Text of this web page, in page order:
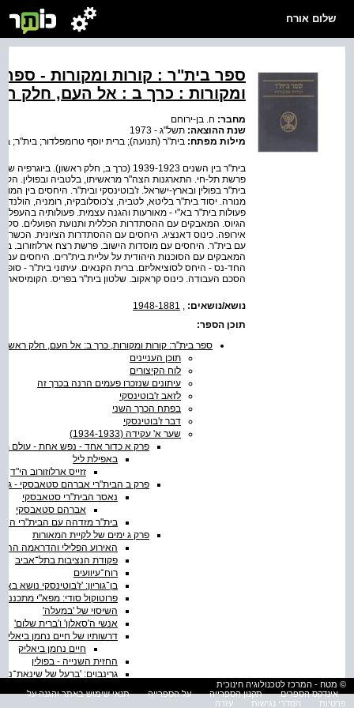
שלום אורח
ספר בית"ר : קורות ומקורות - ספר
ומקורות : כרך ב : אל העם, חלק
מחבר: ח. בן-ירוחם
שנת ההוצאה: תשל"ג - 1973
מילות מפתח: בית"ר (תנועה); ברית יוסף טרומפלדור; בית"ר;
בית"ר בין השנים 1939-1923 (כרך ב, חלק
פרשת תל-חי. התארגנות הצה"ר מראשיתו, בלטביה ובפולין.
בית"ר בפולין ובארץ-ישראל. ז'בוטינסקי ובית"ר. היחסים בין
מנורה. יסוד בית"ר בליטא, לטביה, צ'כוסלובקיה, רומניה, הולנד.
פעולות בית"ר בא"י - מאורעות והגנה עצמית. פעולותיה
הגיוס. המאבקים עם ההסתדרות הכללית ותנועת הפועלים.
אירופה. כינוס דאנציג. היחסים עם ההסתדרות הציונית.
עם בית"ר. היחסים עם מוסדות הישוב. פרשת רצח ארלוזורוב.
המאבקים עם הסוכנות היהודית על עליית בית"רים. היחסים
החד-נס - היחס לסוציאליזם. ברית הקנאים. עיתוני בית"ר -
הסכם העבודה. כינוס קראקוב. שלטון בית"ר בפריס.
נושא/נושאים:
1948-1881
תוכן הספר:
ספר בית"ר: קורות ומקורות, כרך ב: אל העם, חלק ראשון
תוכן העניינים
לוח הקיצורים
עיתונים שנזכרו פעמים הרנה בכרך זה
לזאב ז'בוטינסקי
בפתח הכרך השני
דבר ז'בוטינסקי
שער א' עקידה (1934-1933)
פרק א כדור אחד - נפש אחת - עולם
באפילת ליל
זזייס ארלוזורוב הי"ד
פרק ב הבית"רי אברהם סטאבסקי -
נאסר הבית"רי סטאבסקי
אברהם סטאבסקי
בית"ר מזדהה עם הבית"רי
פרק ג ימים של לקיית המאורות
האירוע הפלילי והדראמה
פקודת הנציבות בתל־אביב
רוח־עיוועים
בן־גוריון: 'ז'בוטינסקי נושא
פרוטוקול סודי: מפא"י מתכננת
השיסוי של 'במעלה'
אנשי ה'סאלון' ו'ברית שלום'
דרשותיו של חיים נחמן ביאליק
חיים נחמן ביאליק
החזית השנייה - בפולין
גרינבוים: 'ברעל של
יאושזאהן: 'משיח בן מעסער'
© מטח - המרכז לטכנולוגיה חינוכית
אינדקס הספרים
תקנון הספרייה על הספרייה
תנאי שימוש באתר והגנה על
פרטיות
הסדרי נגישות עזרה